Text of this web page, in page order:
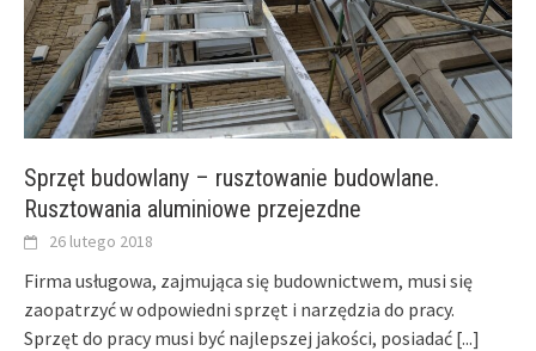
Sprzęt budowlany – rusztowanie budowlane.
Rusztowania aluminiowe przejezdne
26 lutego 2018
Firma usługowa, zajmująca się budownictwem, musi się
zaopatrzyć w odpowiedni sprzęt i narzędzia do pracy.
Sprzęt do pracy musi być najlepszej jakości, posiadać [...]